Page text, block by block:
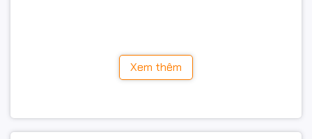
giác chắc chắn, cao cấp và hỗ trợ tản nhiệt tốt. Trọng
, phù hợp với người dùng ưu tiên
Xem thêm